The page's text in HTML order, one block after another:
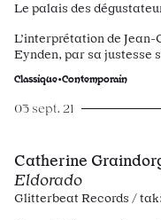
Le palais des
L’interprétation de Jean-
Eynden, par sa justesse
Classique•Contemporain
03 sept. 21
Catherine
Eldorado
Glitterbeat Records /